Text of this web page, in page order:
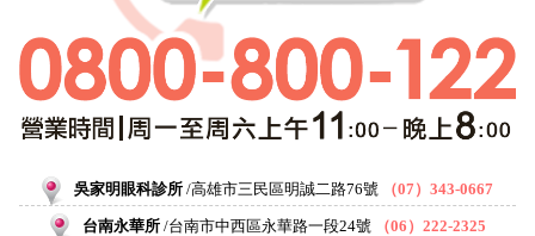
吳家明眼科診所 高雄市三民區明誠二路76號 （07）343-0667
台南永華所 台南市中西區永華路一段24號 （06）222-2325